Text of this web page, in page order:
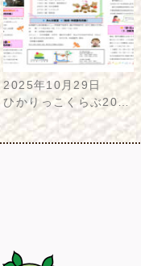
2025年10月29日
ひかりっこくらぶ20…